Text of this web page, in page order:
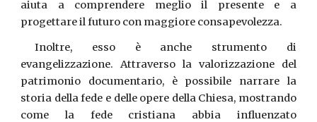
aiuta a comprendere meglio il presente e a
progettare il futuro con maggiore consapevolezza.
Inoltre, esso è anche strumento di
evangelizzazione. Attraverso la valorizzazione del
patrimonio documentario, è possibile narrare la
storia della fede e delle opere della Chiesa, mostrando
come la fede cristiana abbia influenzato